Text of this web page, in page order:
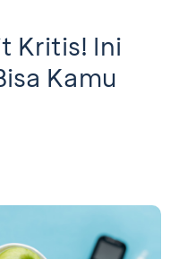
Kritis! Ini
Kamu